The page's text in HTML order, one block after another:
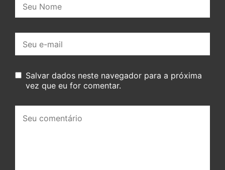
mail:
Salvar dados neste navegador para a próxima
vez que eu for comentar.
comentário: